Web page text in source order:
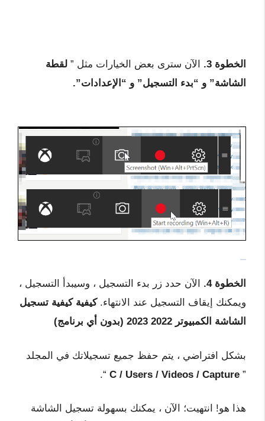
الخطوة 3. الآن سترى بعض الخيارات مثل ” لقطة
الشاشة” و “بدء التسجيل” و “الإعدادات”.
الخطوة 4.
الآن حدد زر بدء التسجيل ، وسيبدأ التسجيل ،
ويمكنك إيقاف التسجيل عند الانتهاء.كيفية كيفية تسجيل
الشاشة الكمبيوتر 2022 2023 (بدون أي برنامج)
بشكل افتراضي ، يتم حفظ جميع تسجيلاتك في المجلد
”
C / Users / Videos / Capture
“.
هذا هو! انتهيت؛ الآن ، يمكنك بسهولة تسجيل الشاشة